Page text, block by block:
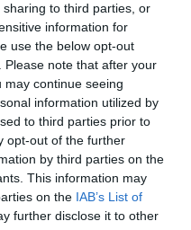
to third parties, or
information for
use the below opt-out
note that after your
continue seeing
information utilized by
to third parties prior to
opt-out of the further
by third parties on the
This information may
on the IAB’s List of
further disclose it to other
ο γνωστός
Στέλιος